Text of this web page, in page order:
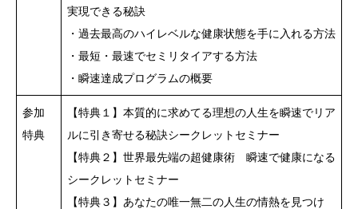
実現できる秘訣
・過去最高のハイレベルな健康状態を手に入れる方法
・最短・最速でセミリタイアする方法
・瞬速達成プログラムの概要
参加
特典
【特典１】本質的に求めてる理想の人生を瞬速でリア
ルに引き寄せる秘訣シークレットセミナー
【特典２】世界最先端の超健康術 瞬速で健康になる
シークレットセミナー
【特典３】あなたの唯一無二の人生の情熱を見つけ